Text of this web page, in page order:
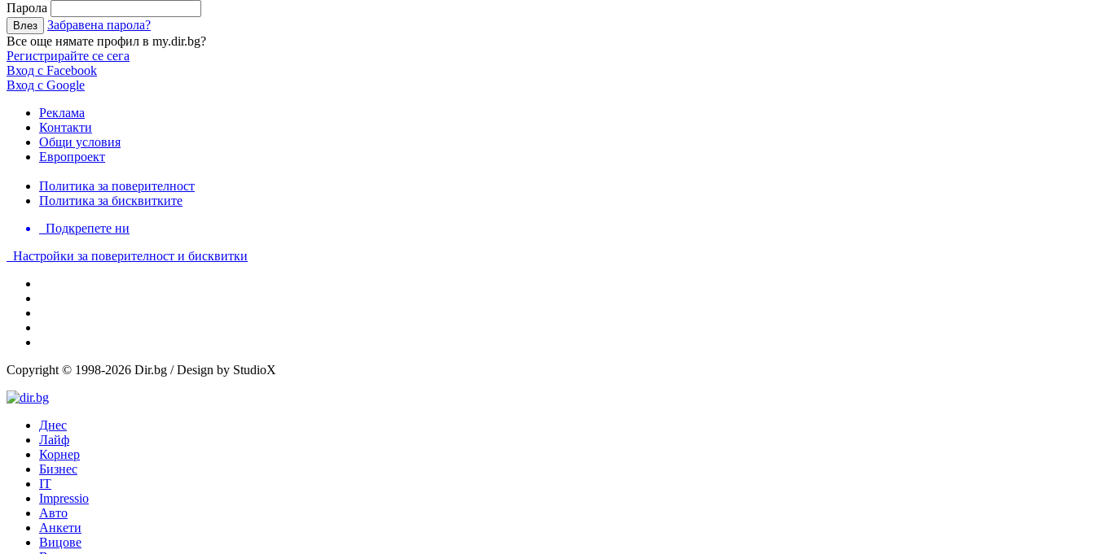
Парола
Забравена парола?
Все още нямате профил в my.dir.bg?
Регистрирайте се сега
Вход с Facebook
Вход с Google
Реклама
Контакти
Общи условия
Европроект
Политика за поверителност
Политика за бисквитките
Подкрепете ни
Настройки за поверителност и бисквитки
Copyright © 1998-2026 Dir.bg / Design by StudioX
Днес
Лайф
Корнер
Бизнес
IT
Impressio
Авто
Анкети
Вицове